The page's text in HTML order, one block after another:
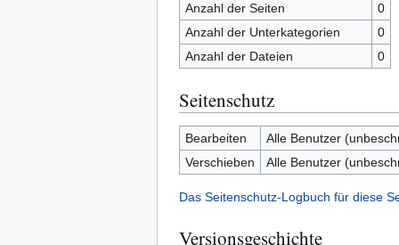
Anzahl der Seiten
0
Anzahl der Unterkategorien
0
Anzahl der Dateien
0
Seitenschutz
Bearbeiten
Alle Benutzer
Verschieben
Alle Benutzer
Das Seitenschutz-Logbuch für diese
Versionsgeschichte